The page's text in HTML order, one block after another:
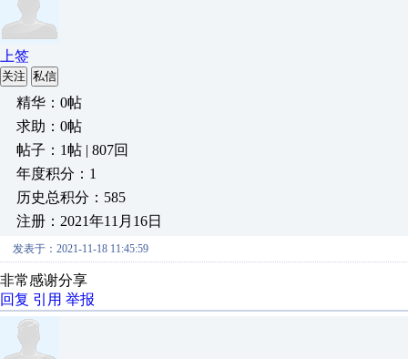
上签
关注 私信
精华：0帖
求助：0帖
帖子：1帖 | 807回
年度积分：1
历史总积分：585
注册：2021年11月16日
发表于：2021-11-18 11:45:59
非常感谢分享
回复 引用 举报